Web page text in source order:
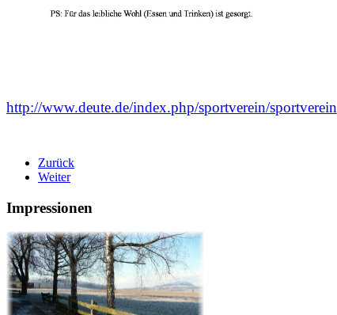
http://www.deute.de/index.php/sportverein/sportverein
Zurück
Weiter
Impressionen